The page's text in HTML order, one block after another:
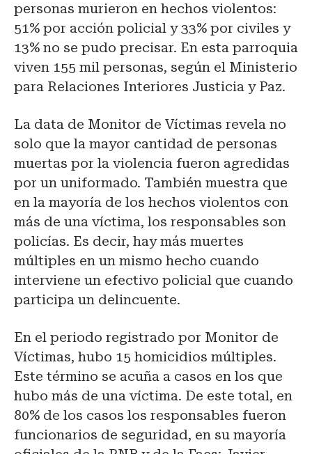
personas murieron en hechos violentos:
51% por acción policial y 33% por civiles y
13% no se pudo precisar. En esta parroquia
viven 155 mil personas, según el Ministerio
para Relaciones Interiores Justicia y Paz.
La data de Monitor de Víctimas revela no
solo que la mayor cantidad de personas
muertas por la violencia fueron agredidas
por un uniformado. También muestra que
en la mayoría de los hechos violentos con
más de una víctima, los responsables son
policías. Es decir, hay más muertes
múltiples en un mismo hecho cuando
interviene un efectivo policial que cuando
participa un delincuente.
En el periodo registrado por Monitor de
Víctimas, hubo 15 homicidios múltiples.
Este término se acuña a casos en los que
hubo más de una víctima. De este total, en
80% de los casos los responsables fueron
funcionarios de seguridad, en su mayoría